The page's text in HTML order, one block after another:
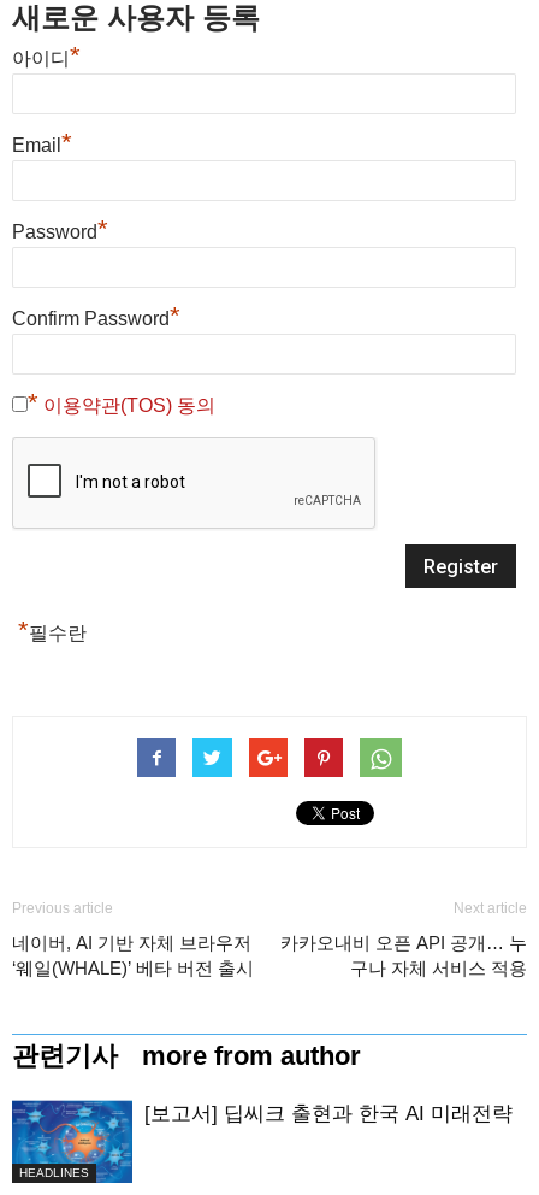
새로운 사용자 등록
아이디 *
Email *
Password*
Confirm Password*
* 이용약관(TOS) 동의
*필수란
Previous article
네이버, AI 기반 자체 브라우저
‘웨일(WHALE)’ 베타 버전 출시
Next article
카카오내비 오픈 API 공개… 누
구나 자체 서비스 적용
관련기사 more from author
HEADLINES
[보고서] 딥씨크 출현과 한국 AI 미래전략